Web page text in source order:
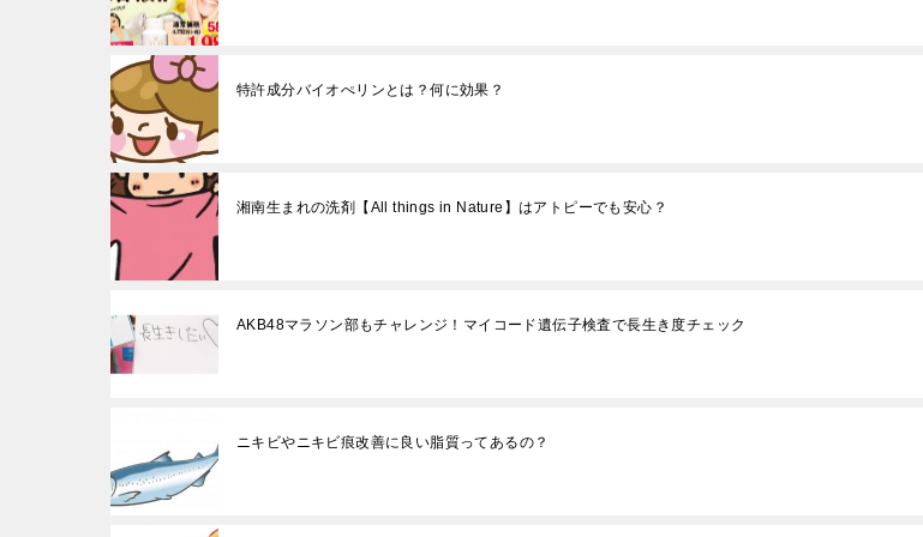
特許成分バイオぺリンとは？何に効果？
湘南生まれの洗剤【All things in Nature】はアトピーでも安心？
AKB48マラソン部もチャレンジ！マイコード遺伝子検査で長生き度チェック
ニキビやニキビ痕改善に良い脂質ってあるの？